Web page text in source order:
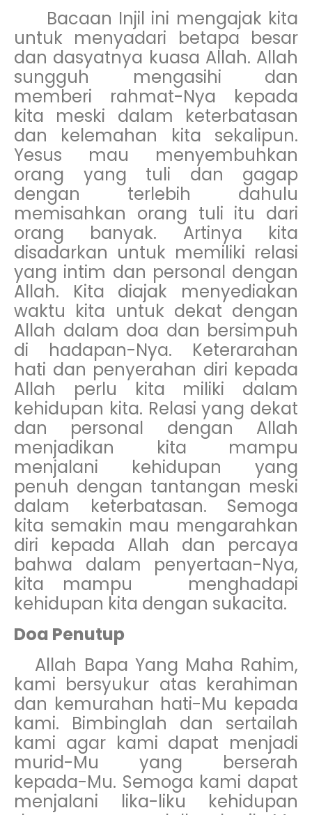
Bacaan Injil ini mengajak kita
untuk menyadari betapa besar
dan dasyatnya kuasa Allah. Allah
sungguh mengasihi dan
memberi rahmat-Nya kepada
kita meski dalam keterbatasan
dan kelemahan kita sekalipun.
Yesus mau menyembuhkan
orang yang tuli dan gagap
dengan terlebih dahulu
memisahkan orang tuli itu dari
orang banyak. Artinya kita
disadarkan untuk memiliki relasi
yang intim dan personal dengan
Allah. Kita diajak menyediakan
waktu kita untuk dekat dengan
Allah dalam doa dan bersimpuh
di hadapan-Nya. Keterarahan
hati dan penyerahan diri kepada
Allah perlu kita miliki dalam
kehidupan kita. Relasi yang dekat
dan personal dengan Allah
menjadikan kita mampu
menjalani kehidupan yang
penuh dengan tantangan meski
dalam keterbatasan. Semoga
kita semakin mau mengarahkan
diri kepada Allah dan percaya
bahwa dalam penyertaan-Nya,
kita mampu menghadapi
kehidupan kita dengan sukacita.
Doa Penutup
Allah Bapa Yang Maha Rahim,
kami bersyukur atas kerahiman
dan kemurahan hati-Mu kepada
kami. Bimbinglah dan sertailah
kami agar kami dapat menjadi
murid-Mu yang berserah
kepada-Mu. Semoga kami dapat
menjalani lika-liku kehidupan